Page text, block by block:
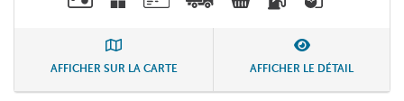
AFFICHER SUR LA CARTE AFFICHER LE DÉTAIL